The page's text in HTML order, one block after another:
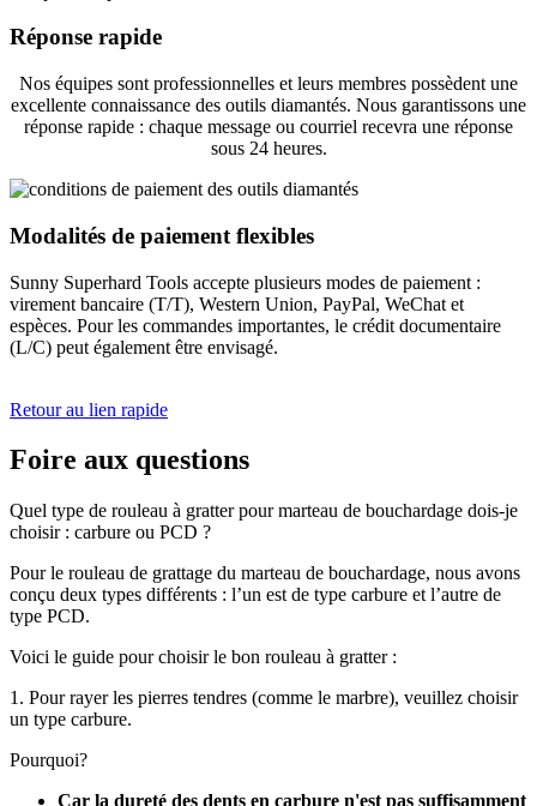
Réponse rapide
Nos équipes sont professionnelles et leurs membres possèdent une
excellente connaissance des outils diamantés. Nous garantissons une
réponse rapide : chaque message ou courriel recevra une réponse
sous 24 heures.
Modalités de paiement flexibles
Sunny Superhard Tools accepte plusieurs modes de paiement :
virement bancaire (T/T), Western Union, PayPal, WeChat et
espèces. Pour les commandes importantes, le crédit documentaire
(L/C) peut également être envisagé.
Retour au lien rapide
Foire aux questions
Quel type de rouleau à gratter pour marteau de bouchardage dois-je
choisir : carbure ou PCD ?
Pour le rouleau de grattage du marteau de bouchardage, nous avons
conçu deux types différents : l’un est de type carbure et l’autre de
type PCD.
Voici le guide pour choisir le bon rouleau à gratter :
1. Pour rayer les pierres tendres (comme le marbre), veuillez choisir
un type carbure.
Pourquoi?
Car la dureté des dents en carbure n'est pas suffisamment